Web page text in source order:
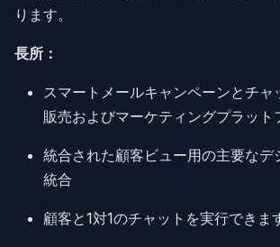
ります。
長所：
スマートメールキャンペーンとチャ
販売およびマーケティングプラット
統合された顧客ビュー用の主要なデ
統合
顧客と1対1のチャットを実行できま